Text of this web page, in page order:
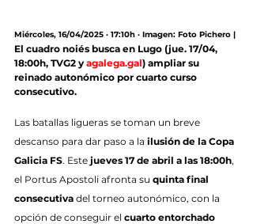
Miércoles, 16/04/2025 · 17:10h · Imagen: Foto Pichero |
El cuadro noiés busca en Lugo (jue. 17/04,
18:00h, TVG2 y agalega.gal) ampliar su
reinado autonómico por cuarto curso
consecutivo.
Las batallas ligueras se toman un breve
descanso para dar paso a la ilusión de la Copa
Galicia FS. Este jueves 17 de abril a las 18:00h,
el Portus Apostoli afronta su quinta final
consecutiva del torneo autonómico, con la
opción de conseguir el cuarto entorchado